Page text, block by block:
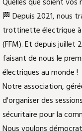
🏁 Depuis 2021, nous
trottinette électrique à
(FFM). Et depuis
faisant de nous le
électriques au monde !
Notre association,
d'organiser des
sécuritaire pour la